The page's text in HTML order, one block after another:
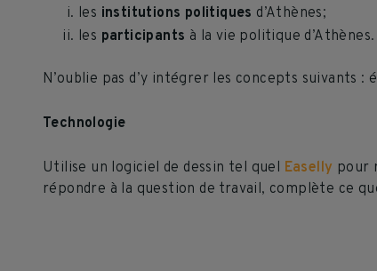
les institutions politiques d’Athènes;
les participants à la vie politique d’Athènes.
N’oublie pas d’y intégrer les concepts suivants
Technologie
Utilise un logiciel de dessin tel quel Easelly pour
répondre à la question de travail, complète ce